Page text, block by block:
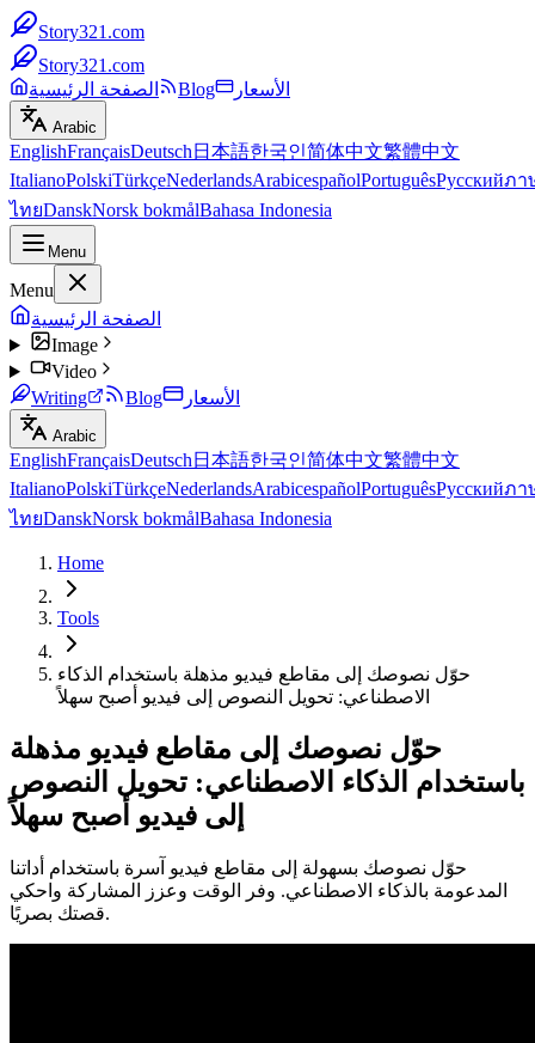
Story321.com
Story321.com
الصفحة الرئيسية
Blog الأسعار
Arabic
EnglishFrançaisDeutsch 日本語한국인简体中文繁體中文
ItalianoPolskiTürkçeNederlandsArabicespañolPortuguêsРусскийภา
ไทยDanskNorsk bokmålBahasa Indonesia
Menu
Menu
الصفحة الرئيسية
Image
Video
Writing
Blog الأسعار
Arabic
EnglishFrançaisDeutsch 日本語한국인简体中文繁體中文
ItalianoPolskiTürkçeNederlandsArabicespañolPortuguêsРусскийภา
ไทยDanskNorsk bokmålBahasa Indonesia
Home
Tools
حوّل نصوصك إلى مقاطع فيديو مذهلة باستخدام الذكاء
الاصطناعي: تحويل النصوص إلى فيديو أصبح سهلاً
حوّل نصوصك إلى مقاطع فيديو مذهلة
باستخدام الذكاء الاصطناعي: تحويل النصوص
إلى فيديو أصبح سهلاً
حوّل نصوصك بسهولة إلى مقاطع فيديو آسرة باستخدام أداتنا
المدعومة بالذكاء الاصطناعي. وفر الوقت وعزز المشاركة واحكي
قصتك بصريًا.